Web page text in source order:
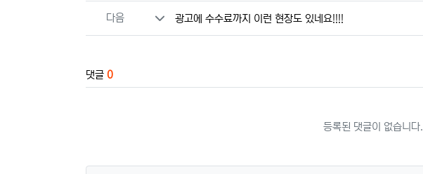
다음 광고에 수수료까지 이런 현장도 있네요!!!!
댓글 0
등록된 댓글이 없습니다.